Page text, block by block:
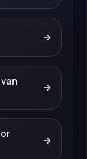
→
→
→